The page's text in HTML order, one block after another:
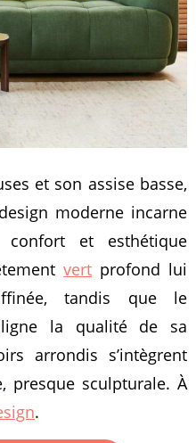
et son assise basse,
moderne incarne
confort et esthétique
vert profond lui
tandis que le
la qualité de sa
arrondis s’intègrent
presque sculpturale. À
.